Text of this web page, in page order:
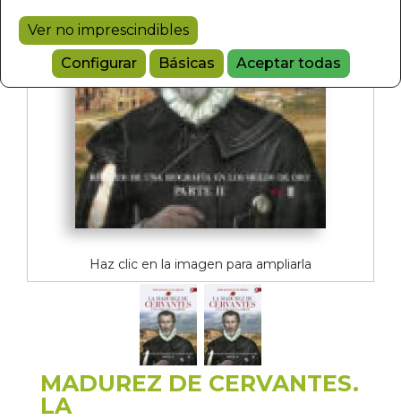
Ver no imprescindibles
Configurar
Básicas Aceptar todas
Haz clic en la imagen para ampliarla
MADUREZ DE CERVANTES.
LA